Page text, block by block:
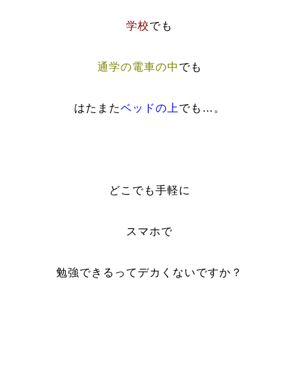
学校でも
通学の電車の中 でも
はたまたベッドの上 でも…。
どこでも手軽に
スマホで
勉強できるってデカくないですか？